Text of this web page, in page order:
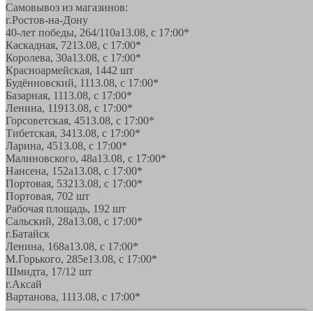
Самовывоз из магазинов:
г.Ростов-на-Дону
40-лет победы, 264/110а13.08, с 17:00*
Каскадная, 7213.08, с 17:00*
Королева, 30а13.08, с 17:00*
Красноармейская, 1442 шт
Будённовский, 1113.08, с 17:00*
Базарная, 1113.08, с 17:00*
Ленина, 11913.08, с 17:00*
Горсоветская, 4513.08, с 17:00*
Тибетская, 3413.08, с 17:00*
Ларина, 4513.08, с 17:00*
Малиновского, 48а13.08, с 17:00*
Нансена, 152а13.08, с 17:00*
Портовая, 53213.08, с 17:00*
Портовая, 702 шт
Рабочая площадь, 192 шт
Сальский, 28a13.08, с 17:00*
г.Батайск
Ленина, 168а13.08, с 17:00*
М.Горького, 285е13.08, с 17:00*
Шмидта, 17/1 2 шт
г.Аксай
Вартанова, 1113.08, с 17:00*